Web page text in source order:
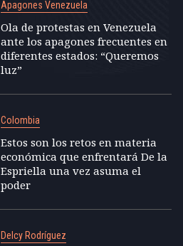
Apagones Venezuela
Ola de protestas en Venezuela
ante los apagones frecuentes en
diferentes estados: “Queremos
luz”
Colombia
Estos son los retos en materia
económica que enfrentará De la
Espriella una vez asuma el
poder
Delcy Rodríguez